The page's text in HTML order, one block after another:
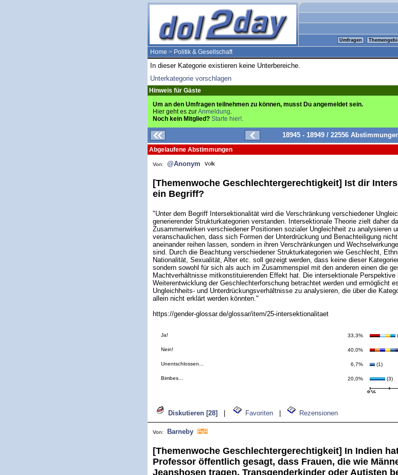
Umfragen
Home > Politik & Gesellschaft
In dieser Kategorie existieren keine Unterbereiche.
Unterkategorie vorschlagen
Hinweis für Gäste
Um an den Umfragen teilnehmen zu können, musst Du angemeldet sein.
Hier geht es zurAnmeldung.
Noch kein Mitglied? Starte hier!.
18945 - 18949 / 22556
Abgelaufene Abstimmungen
Von: @Anonym
[Themenwoche Geschlechtergerechtigkeit] Ist dir
ein Begriff?
"Unter dem Begriff Intersektionalität wird die Verschränkung verschiedener
generierender Strukturkategorien verstanden. Intersektionale Theorie zielt daher
Zusammenwirken verschiedener Positionen sozialer Ungleichheit zu analysieren
veranschaulichen, dass sich Formen der Unterdrückung und Benachteiligung
aneinander reihen lassen, sondern in ihren Verschränkungen und
sind. Durch die Beachtung verschiedener Strukturkategorien wie Geschlecht,
Nationalität, Sexualität, Alter etc. soll gezeigt werden, dass keine dieser
sondern sowohl für sich als auch im Zusammenspiel mit den anderen einen die
Machtverhältnisse mitkonstituierenden Effekt hat. Die intersektionale Perspektive
Weiterentwicklung der Geschlechterforschung betrachtet werden und ermöglicht
Ungleichheits- und Unterdrückungsverhältnisse zu analysieren, die über die
allein nicht erklärt werden könnten."
https://gender-glossar.de/glossar/item/25-intersektionalitaet
Ja! 33,3%
Nein! 40,0%
Unentschlossen... 6,7% (1)
Bimbes... 20,0% (3)
Diskutieren [28] Favoriten Rezensionen
Von: Barneby
[Themenwoche Geschlechtergerechtigkeit] In Indien
Professor öffentlich gesagt, dass Frauen, die wie
Jeanshosen tragen, Transgenderkinder oder Autisten